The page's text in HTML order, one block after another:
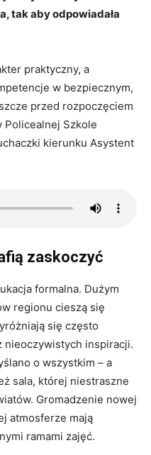
tak aby odpowiadała
praktyczny, a
w bezpiecznym,
przed rozpoczęciem
Policealnej Szkole
kierunku Asystent
zaskoczyć
formalna. Dużym
regionu cieszą się
się często
nieoczywistych inspiracji.
o wszystkim – a
sala, której niestraszne
Gromadzenie nowej
atmosferze mają
ramami zajęć.